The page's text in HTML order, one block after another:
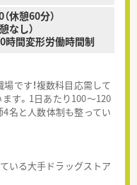
休憩60分）
なし）
間変形労働時間制
です！複数科目応需して
す。1日あたり100～120
名と人数体制も整ってい
いる大手ドラッグストア